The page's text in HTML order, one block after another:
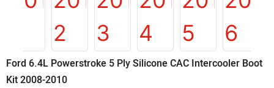
Ford 6.4L Powerstroke 5 Ply Silicone CAC Intercooler Boot
Kit 2008-2010